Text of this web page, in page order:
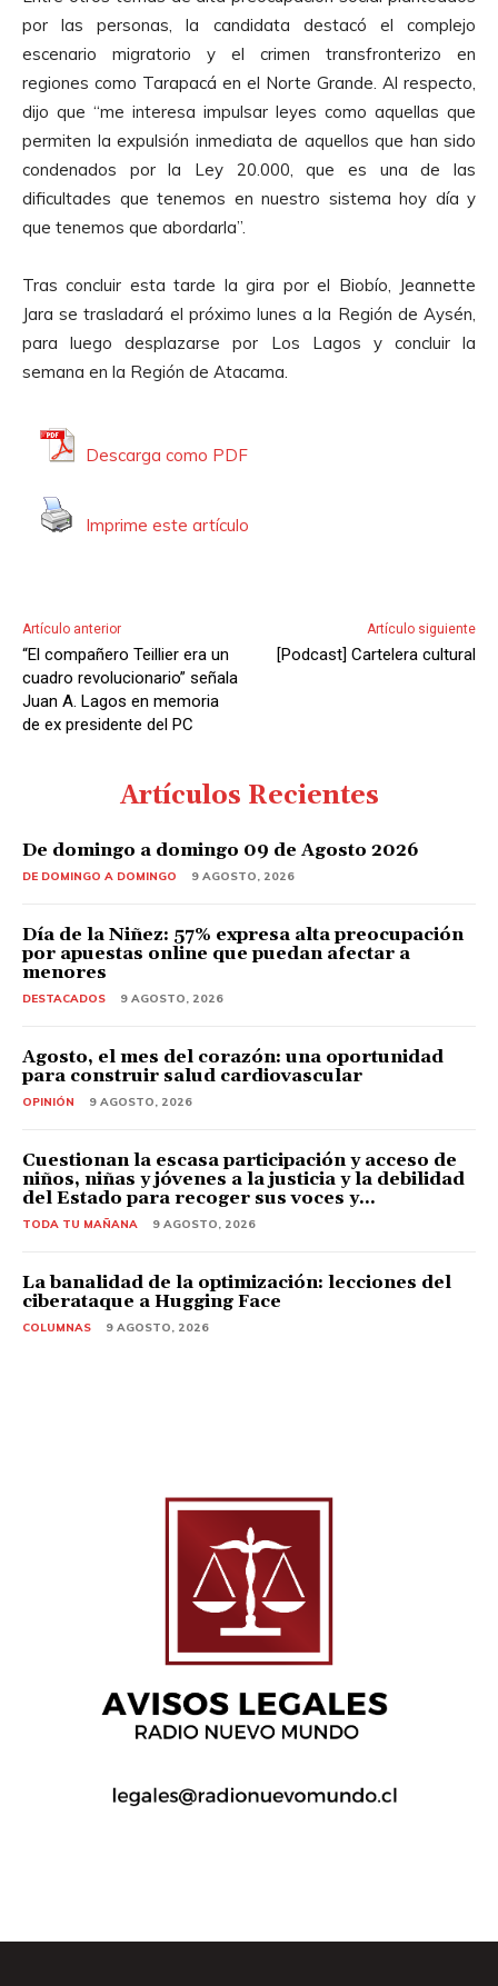
por las personas, la candidata destacó el complejo
escenario migratorio y el crimen transfronterizo en
regiones como Tarapacá en el Norte Grande. Al respecto,
dijo que “me interesa impulsar leyes como aquellas que
permiten la expulsión inmediata de aquellos que han sido
condenados por la Ley 20.000, que es una de las
dificultades que tenemos en nuestro sistema hoy día y
que tenemos que abordarla”.
Tras concluir esta tarde la gira por el Biobío, Jeannette
Jara se trasladará el próximo lunes a la Región de Aysén,
para luego desplazarse por Los Lagos y concluir la
semana en la Región de Atacama.
Descarga como PDF
Imprime este artículo
Artículo anterior
“El compañero Teillier era un
cuadro revolucionario” señala
Juan A. Lagos en memoria
de ex presidente del PC
Artículo siguiente
[Podcast] Cartelera cultural
Artículos Recientes
De domingo a domingo 09 de Agosto 2026
DE DOMINGO A DOMINGO 9 AGOSTO, 2026
Día de la Niñez: 57% expresa alta preocupación
por apuestas online que puedan afectar a
menores
DESTACADOS 9 AGOSTO, 2026
Agosto, el mes del corazón: una oportunidad
para construir salud cardiovascular
OPINIÓN 9 AGOSTO, 2026
Cuestionan la escasa participación y acceso de
niños, niñas y jóvenes a la justicia y la debilidad
del Estado para recoger sus voces y...
TODA TU MAÑANA 9 AGOSTO, 2026
La banalidad de la optimización: lecciones del
ciberataque a Hugging Face
COLUMNAS 9 AGOSTO, 2026